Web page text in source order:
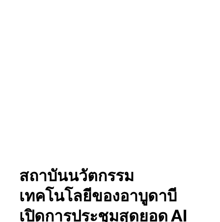
สถาบันนวัตกรรม
เทคโนโลยีของอาบูดาบี
เปิดการประชุมสุดยอด AI